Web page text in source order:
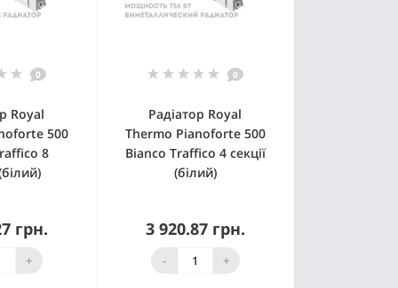
0
Royal
500
8
грн.
+
0
Радіатор Royal
Thermo Pianoforte 500
Bianco Traffico 4 секції
(білий)
3 920.87 грн.
- +
Немає в наявності